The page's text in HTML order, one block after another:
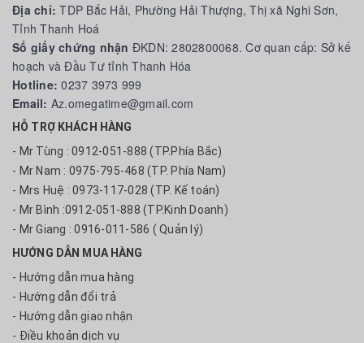
Địa chỉ:TDP Bắc Hải, Phường Hải Thượng, Thị xã Nghi Sơn,
Tỉnh Thanh Hoá
Số giấy chứng nhận ĐKDN: 2802800068. Cơ quan cấp: Sở kế
hoạch và Đầu Tư tỉnh Thanh Hóa
Hotline:0237 3973 999
Email: Az.omegatime@gmail.com
HỖ TRỢ KHÁCH HÀNG
- Mr Tùng : 0912-051-888 (TP.Phía Bắc)
- Mr Nam : 0975-795-468 (TP. Phía Nam)
- Mrs Huệ : 0973-117-028 (TP. Kế toán)
- Mr Bình :0912-051-888 (TP.Kinh Doanh)
- Mr Giang : 0916-011-586 ( Quản lý)
HƯỚNG DẪN MUA HÀNG
- Hướng dẫn mua hàng
- Hướng dẫn đổi trả
- Hướng dẫn giao nhận
- Điều khoản dịch vụ